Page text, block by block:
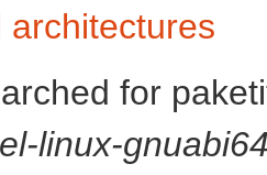
architectures
for
linux-